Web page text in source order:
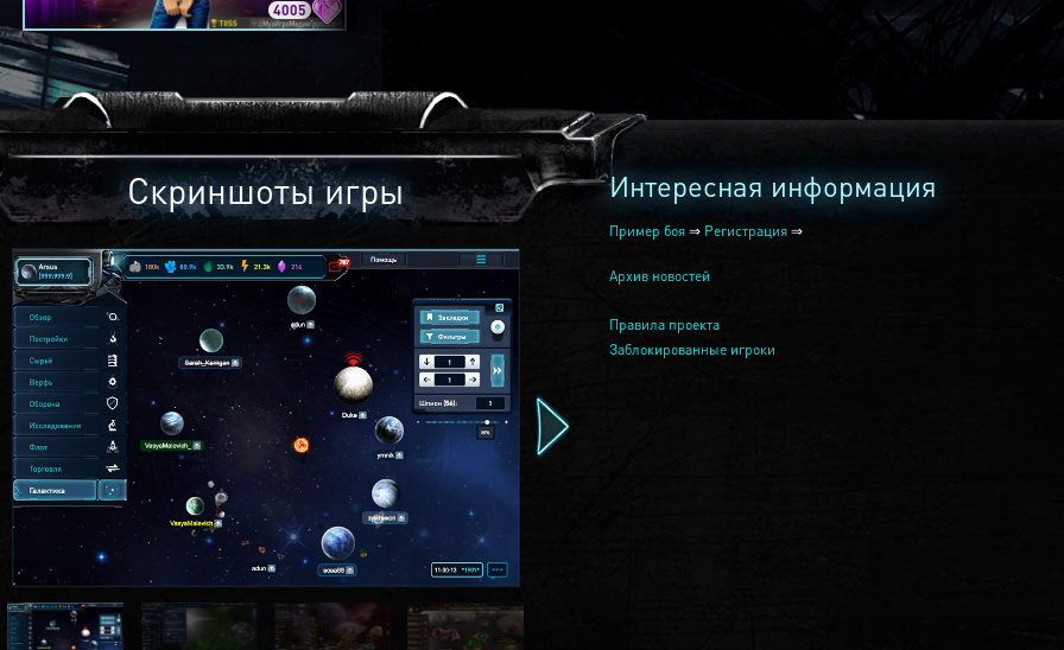
4005 2240
Скриншоты игры Интересная информация
Пример боя ⇒ Регистрация ⇒
Архив новостей
Правила проекта
Заблокированные игроки